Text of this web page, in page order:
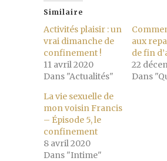
Similaire
Activités plaisir : un
vrai dimanche de
confinement !
11 avril 2020
Dans "Actualités"
aux
de fin
22
Dans
La vie sexuelle de
mon voisin Francis
– Épisode 5, le
confinement
8 avril 2020
Dans "Intime"